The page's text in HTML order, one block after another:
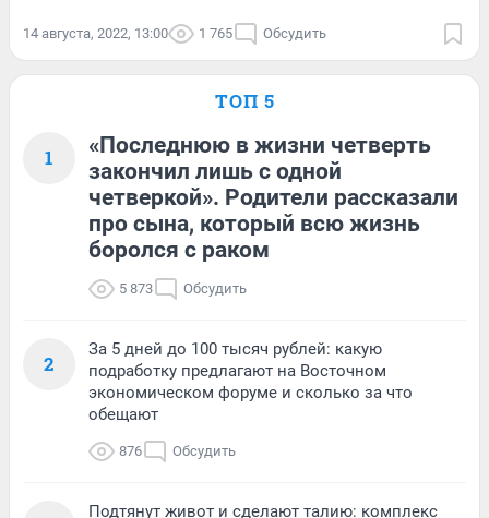
14 августа, 2022, 13:00 1 765 Обсудить
ТОП 5
1
«Последнюю в жизни четверть
закончил лишь с одной
четверкой». Родители рассказали
про сына, который всю жизнь
боролся с раком
5 873 Обсудить
2
За 5 дней до 100 тысяч рублей: какую
подработку предлагают на Восточном
экономическом форуме и сколько за что
обещают
876 Обсудить
Подтянут живот и сделают талию: комплекс